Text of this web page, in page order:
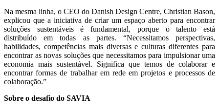
Na mesma linha, o CEO do Danish Design Centre, Christian Bason,
explicou que a iniciativa de criar um espaço aberto para encontrar
soluções sustentáveis é fundamental, porque o talento está
distribuído em todas as partes. “Necessitamos perspectivas,
habilidades, competências mais diversas e culturas diferentes para
encontrar as novas soluções que necessitamos para impulsionar uma
economia mais sustentável. Significa que temos de colaborar e
encontrar formas de trabalhar em rede em projetos e processos de
colaboração.”
Sobre o desafio do SAVIA